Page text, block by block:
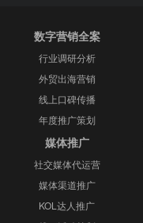
数字营销全案
行业调研分析
外贸出海营销
线上口碑传播
年度推广策划
媒体推广
社交媒体代运营
媒体渠道推广
KOL达人推广